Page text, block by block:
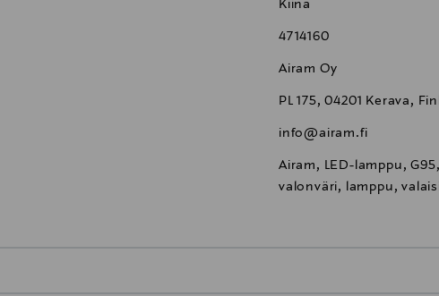
Kiina
4714160
Airam Oy
PL 175, 04201 Kerava,
info@airam.fi
Airam, LED-lamppu,
valonväri, lamppu,